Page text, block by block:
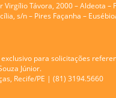
Virgílio Távora, 2000 – Aldeota
s/n – Pires Façanha –
para solicitações
Júnior.
Recife/PE | (81) 3194.5660